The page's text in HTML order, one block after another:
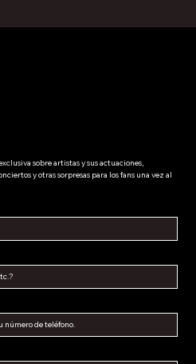
sobre artistas y sus actuaciones,
y otras sorpresas para los fans una vez al